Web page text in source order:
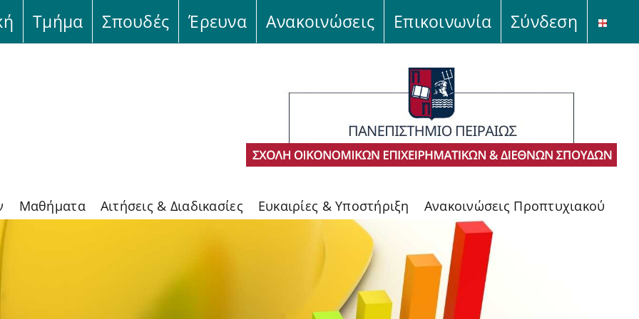
Τμήμα Σπουδές Έρευνα Ανακοινώσεις Επικοινωνία Σύνδεση
Μαθήματα Αιτήσεις & Διαδικασίες Ευκαιρίες & Υποστήριξη Ανακοινώσεις Προπτυχιακού